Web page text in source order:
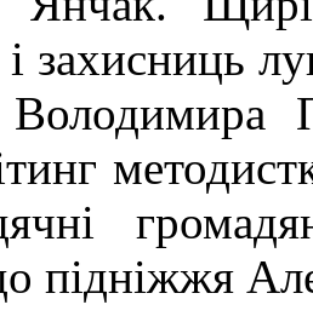
і захисниць
підніжжя